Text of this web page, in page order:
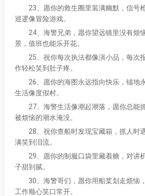
23、愿你的救生圈里装满幽默，信号
巡逻像冒险游戏。
24、海警兄弟，愿你望远镜里没有烦
景，值班也能乐开花。
25、祝你每次执法都像演小品，每次
作轻松笑到肚子疼。
26、愿你的海图永远指向快乐，锚地
生活像度假村。
27、海警生活像潮起潮落，愿你总能
被烦恼的潮水淹没。
28、祝你查船时发现宝藏箱，抓人时
满笑到泪流。
29、愿你的制服口袋里藏着糖，对讲
子甜到腻。
30、海警哥们，愿你用船桨划走烦恼
工作顺心笑口常开。